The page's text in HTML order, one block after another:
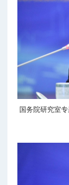
国务院研究室